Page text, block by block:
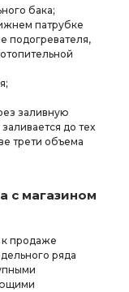
бака;
патрубке
подогревателя,
заливную
до тех
трети объема
с магазином
к продаже
ряда